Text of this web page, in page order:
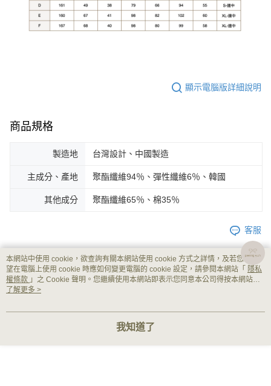
顯示電腦版詳細說明
商品規格
製造地 台灣設計、中國製造
主成分、產地 聚酯纖維94％、彈性纖維6％、韓國
其他成分 聚酯纖維65％、棉35％
客服
商品相關分類 (2)
♡ 裙/褲｜Skirt / Pants
本網站中使用 cookie，欲查詢有關本網站使用 cookie 方式之詳情，及若您不希
望在電腦上使用 cookie 時應如何變更電腦的 cookie 設定，請參閱本網站「 隱私
權條款 」之 Cookie 聲明。您繼續使用本網站即表示您同意本公司得按本網站使
用條款之 Cookie 聲明使用 cookie。
了解更多 >
我知道了